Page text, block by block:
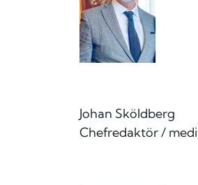
Johan Sköldberg
Chefredaktör /